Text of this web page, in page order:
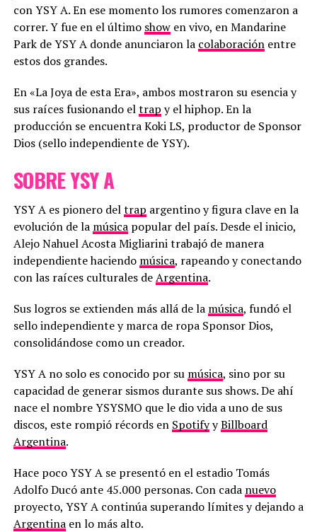
con YSY A. En ese momento los rumores comenzaron a
correr. Y fue en el último showen vivo, en Mandarine
Park de YSY A donde anunciaron la colaboraciónentre
estos dos grandes.
En «La Joya de esta Era», ambos mostraron su esencia y
sus raíces fusionando eltrap y el hiphop. En la
producción se encuentra Koki LS, productor de Sponsor
Dios (sello independiente de YSY).
SOBRE YSY A
YSY A es pionero deltrap argentino y figura clave en la
evolución de la músicapopular del país. Desde el inicio,
Alejo Nahuel Acosta Migliarini trabajó de manera
independiente haciendo música, rapeando y conectando
con las raíces culturales deArgentina.
Sus logros se extienden más allá de la música, fundó el
sello independiente y marca de ropa Sponsor Dios,
consolidándose como un creador.
YSY A no solo es conocido por su música, sino por su
capacidad de generar sismos durante sus shows. De ahí
nace el nombre YSYSMO que le dio vida a uno de sus
discos, este rompió récords en SpotifyyBillboard
Argentina.
Hace poco YSY A se presentó en el estadio Tomás
Adolfo Ducó ante 45.000 personas. Con cada nuevo
proyecto, YSY A continúa superando límites y dejando a
Argentinaen lo más alto.